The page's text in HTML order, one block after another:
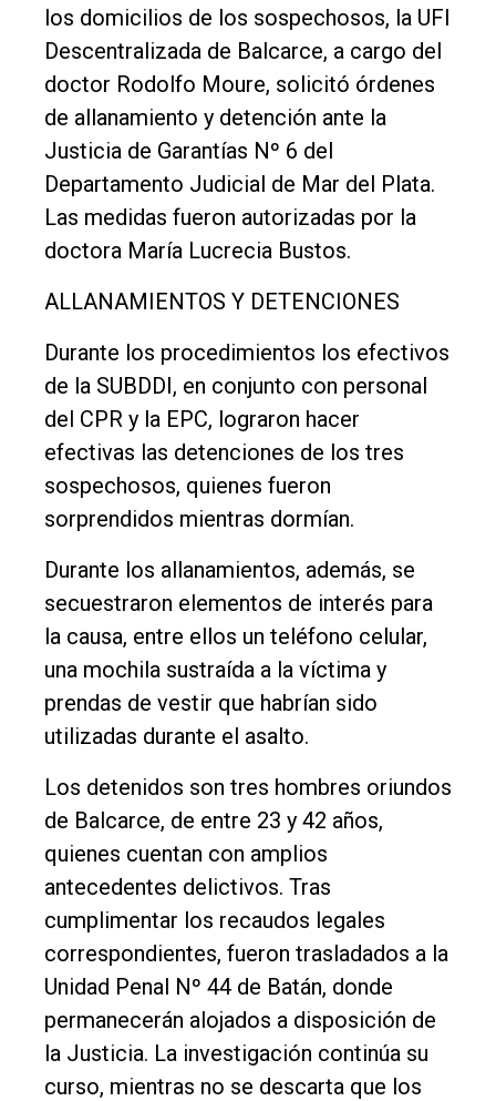
los domicilios de los sospechosos, la UFI
Descentralizada de Balcarce, a cargo del
doctor Rodolfo Moure, solicitó órdenes
de allanamiento y detención ante la
Justicia de Garantías Nº 6 del
Departamento Judicial de Mar del Plata.
Las medidas fueron autorizadas por la
doctora María Lucrecia Bustos.
ALLANAMIENTOS Y DETENCIONES
Durante los procedimientos los efectivos
de la SUBDDI, en conjunto con personal
del CPR y la EPC, lograron hacer
efectivas las detenciones de los tres
sospechosos, quienes fueron
sorprendidos mientras dormían.
Durante los allanamientos, además, se
secuestraron elementos de interés para
la causa, entre ellos un teléfono celular,
una mochila sustraída a la víctima y
prendas de vestir que habrían sido
utilizadas durante el asalto.
Los detenidos son tres hombres oriundos
de Balcarce, de entre 23 y 42 años,
quienes cuentan con amplios
antecedentes delictivos. Tras
cumplimentar los recaudos legales
correspondientes, fueron trasladados a la
Unidad Penal Nº 44 de Batán, donde
permanecerán alojados a disposición de
la Justicia. La investigación continúa su
curso, mientras no se descarta que los